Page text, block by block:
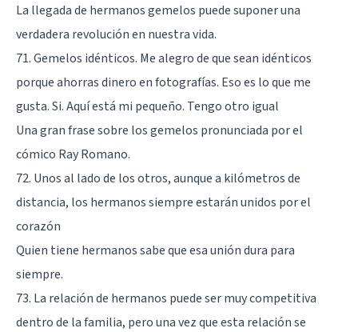
La llegada de hermanos gemelos puede suponer una
verdadera revolución en nuestra vida.
71. Gemelos idénticos. Me alegro de que sean idénticos
porque ahorras dinero en fotografías. Eso es lo que me
gusta. Si. Aquí está mi pequeño. Tengo otro igual
Una gran frase sobre los gemelos pronunciada por el
cómico Ray Romano.
72. Unos al lado de los otros, aunque a kilómetros de
distancia, los hermanos siempre estarán unidos por el
corazón
Quien tiene hermanos sabe que esa unión dura para
siempre.
73. La relación de hermanos puede ser muy competitiva
dentro de la familia, pero una vez que esta relación se